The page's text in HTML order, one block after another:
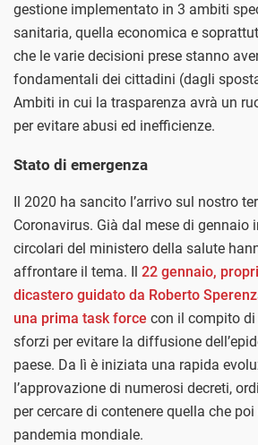
gestione implementato in 3 ambiti
sanitaria, quella economica e
che le varie decisioni prese stanno
fondamentali dei cittadini (dagli
Ambiti in cui la trasparenza avrà un
per evitare abusi ed inefficienze.
Stato di emergenza
Il 2020 ha sancito l’arrivo sul nostro
Coronavirus. Già dal mese di gennaio
circolari del ministero della salute
affrontare il tema. Il 22 gennaio,
dicastero guidato da Roberto
una prima task force con il compito
sforzi per evitare la diffusione
paese. Da lì è iniziata una rapida
l’approvazione di numerosi decreti,
per cercare di contenere quella che
pandemia mondiale.